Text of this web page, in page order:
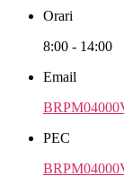
Orari
8:00 - 14:00
Email
PEC